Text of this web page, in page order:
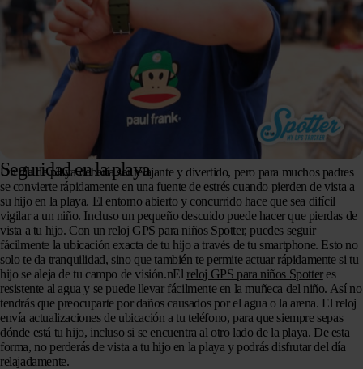
Seguridad en la playa
Un día de playa debería ser relajante y divertido, pero para muchos padres
se convierte rápidamente en una fuente de estrés cuando pierden de vista a
su hijo en la playa. El entorno abierto y concurrido hace que sea difícil
vigilar a un niño. Incluso un pequeño descuido puede hacer que pierdas de
vista a tu hijo. Con un reloj GPS para niños Spotter, puedes seguir
fácilmente la ubicación exacta de tu hijo a través de tu smartphone. Esto no
solo te da tranquilidad, sino que también te permite actuar rápidamente si tu
hijo se aleja de tu campo de visión.nEl reloj GPS para niños Spotteres
resistente al agua y se puede llevar fácilmente en la muñeca del niño. Así no
tendrás que preocuparte por daños causados por el agua o la arena. El reloj
envía actualizaciones de ubicación a tu teléfono, para que siempre sepas
dónde está tu hijo, incluso si se encuentra al otro lado de la playa. De esta
forma, no perderás de vista a tu hijo en la playa y podrás disfrutar del día
relajadamente.